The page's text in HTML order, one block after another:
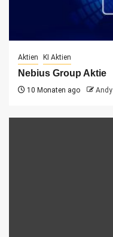
Aktien KI Aktien
Nebius Group Aktie
10 Monaten ago Andy